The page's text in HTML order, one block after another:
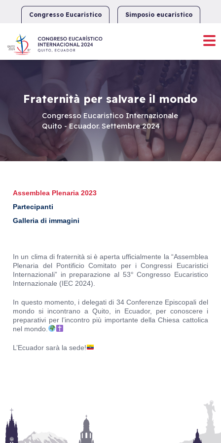
content
Congresso Eucaristico Simposio eucaristico
Fraternità per salvare il mondo
Congresso Eucaristico Internazionale
Quito - Ecuador. Settembre 2024
Assemblea Plenaria 2023
Partecipanti
Galleria di immagini
In un clima di fraternità si è aperta ufficialmente la “Assemblea
Plenaria del Pontificio Comitato per i Congressi Eucaristici
Internazionali” in preparazione al 53° Congresso Eucaristico
Internazionale (IEC 2024).
In questo momento, i delegati di 34 Conferenze Episcopali del
mondo si incontrano a Quito, in Ecuador, per conoscere i
preparativi per l’incontro più importante della Chiesa cattolica
nel mondo.
L’Ecuador sarà la sede!